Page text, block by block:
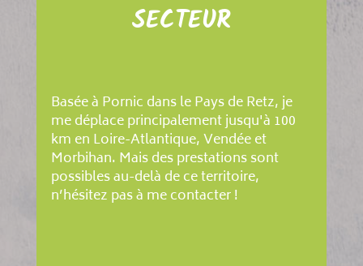
SECTEUR
Basée à Pornic dans le Pays de Retz, je
me déplace principalement jusqu'à 100
km en Loire-Atlantique, Vendée et
Morbihan. Mais des prestations sont
possibles au-delà de ce territoire,
n’hésitez pas à me contacter !